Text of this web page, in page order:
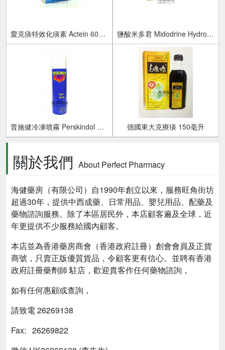
愛克痰特效化痰素 Actein 600mg 10Effervescent Tablets 鹽酸米多君 Midodrine Hydrochloride 2.5mg USP 50Tablets
普施健冷凍噴霧 Perskindol Cool Spray 德國東大克療痰 150毫升
關於我們 About Perfect Pharmacy
海健藥房（有限公司）自1990年創立以來，服務旺角街坊
超過30年，提供中西成藥、日常用品、嬰兒用品、配藥及
藥物諮詢服務。除了本區居民外，本店顧客遍及全球，近
年更提供不少服務給國內顧客。
本店並為香港藥房商會（香港政府註冊）創會會員及正貨
商號，只賣正版優質貨品，令顧客更有信心。並聘有香港
政府註冊藥劑師 駐店，歡迎貴客作任何藥物諮詢，
如有任何惠顧或查詢，
請致電26269138
Fax: 26269822